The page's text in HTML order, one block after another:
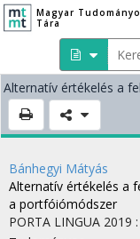
Magyar
Tára
Alternatív értékelés a
Bánhegyi Mátyás
Alternatív értékelés a
a portfóiómódszer
PORTA LINGUA 2019 :